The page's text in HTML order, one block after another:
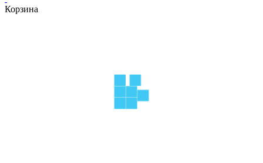
Корзина